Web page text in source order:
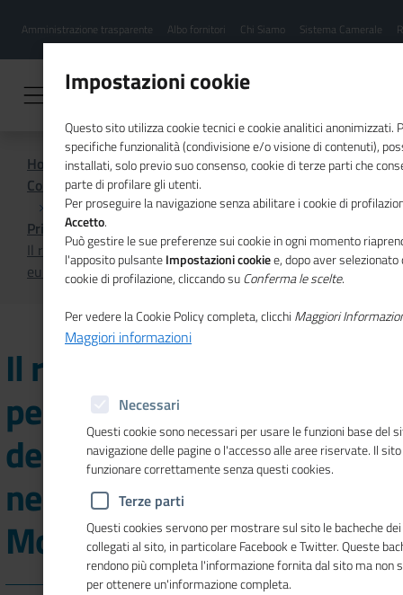
contenuto
Menu
hamburgher
Amministrazione trasparente Albo fornitori Chi Siamo Sistema Camerale
Home
Comunicazione istituzionale per il sistema camerale
Primo Piano
Il ruolo cruciale dei giovani per il futuro dell'agricoltura
europea nel nuovo numero di Mosaico Europa
Il ruolo cruciale dei giovani
per il futuro
dell'agricoltura europea
nel nuovo numero di
Mosaico Europa
Impostazioni cookie
Questo sito utilizza cookie tecnici e cookie analitici anonimizzati.
specifiche funzionalità (condivisione e/o visione di contenuti),
installati, solo previo suo consenso, cookie di terze parti che
parte di profilare gli utenti.
Per proseguire la navigazione senza abilitare i cookie di
Accetto.
Può gestire le sue preferenze sui cookie in ogni momento
l'apposito pulsanteImpostazioni cookiee, dopo aver
cookie di profilazione, cliccando suConferma le scelte.
Per vedere la Cookie Policy completa, clicchi Maggiori
Maggiori informazioni
Necessari
Questi cookie sono necessari per usare le funzioni base del
navigazione delle pagine o l'accesso alle aree riservate. Il
funzionare correttamente senza questi cookies.
Terze parti
Questi cookies servono per mostrare sul sito le bacheche
collegati al sito, in particolare Facebook e Twitter. Queste
rendono più completa l'informazione fornita dal sito ma non
per ottenere un'informazione completa.